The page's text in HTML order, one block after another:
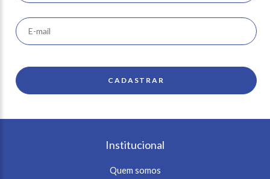
Institucional
Quem somos